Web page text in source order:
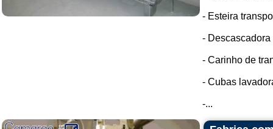
- Esteira
- Descascadora
- Carinho de
- Cubas
-...